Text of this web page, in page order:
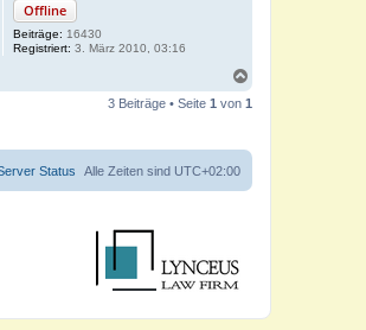
Offline
Beiträge: 16430
Registriert: 3. März 2010, 03:16
c
b
n
3 Beiträge • Seite 1 von 1
Alle Zeiten sind UTC+02:00
Status